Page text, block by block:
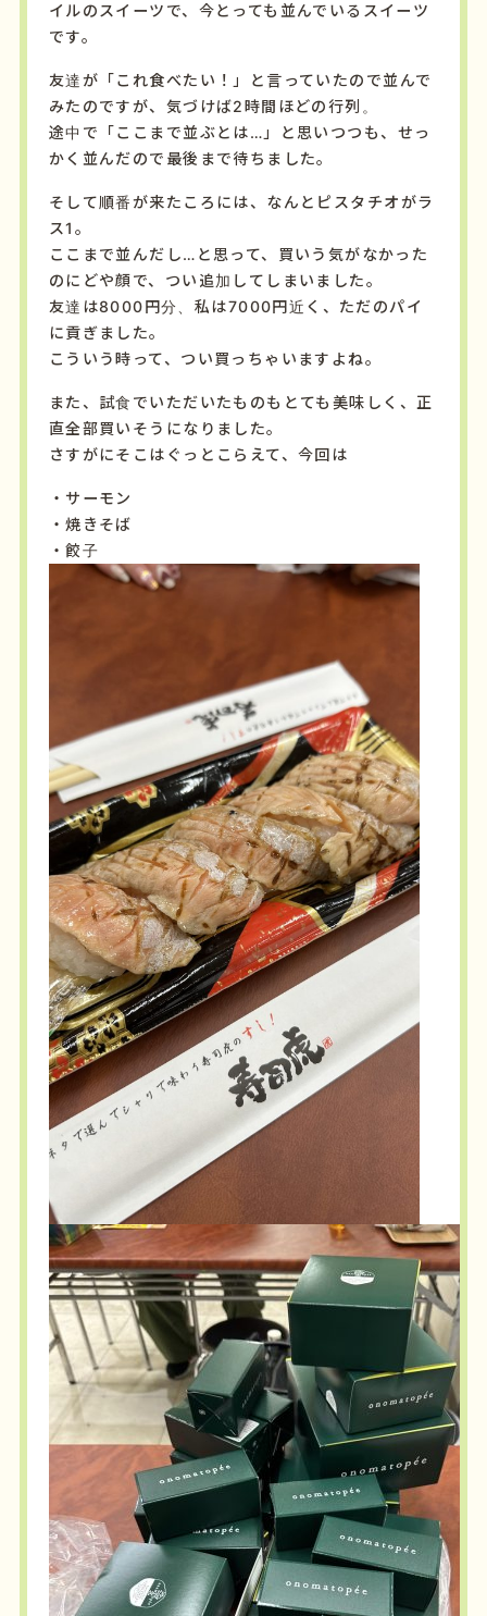
イルのスイーツ で、今とっても並んでいるスイーツ
です。
友達が「これ食べた い！」 と 言 ってい たので並んで
みた のですが、 気づ けば2時間 ほどの行列 。
途中 で「ここ まで並ぶと は…」 と思い つつ も、 せっ
かく 並んだので 最後 まで待ち ま した。
そして順番が来た ころ には、 なんと ピスタチオがラ
ス1 。
ここ まで並んだし… と思って、買いう気がなかった
のにどや顔で、 つい 追加 し て しまいま した。
友達は8000円分、私は7000円近く、ただのパイ
に貢ぎました。
こういう時 って、 つい買 っ ちゃ い ます よね。
また、 試食 でい ただいたものも とても 美味 しく 、 正
直全部買い そう になり ま した。
さすがにそこ は ぐっと こら えて、今回は
・サーモン
・焼きそば
・餃子